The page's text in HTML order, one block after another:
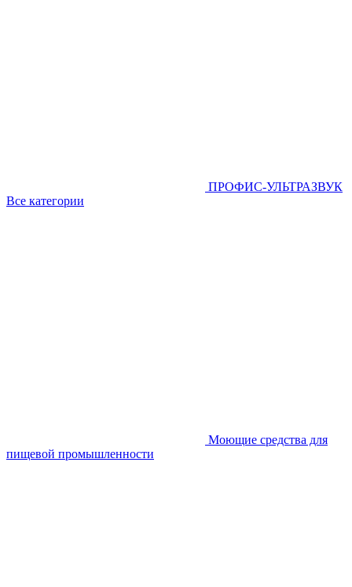
ПРОФИС-УЛЬТРАЗВУК
Все категории
Моющие средства для
пищевой промышленности